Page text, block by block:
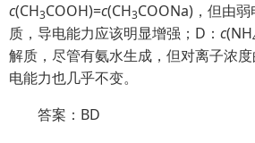
c(CH3COOH)=c(CH3COONa)，但由
质，导电能力应该明显增强；D： c(NH
解质，尽管有氨水生成，但对离子浓
电能力也几乎不变。
答案：BD